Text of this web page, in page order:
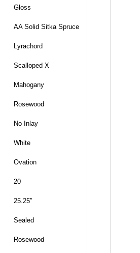
Gloss
AA Solid Sitka Spruce
Lyrachord
Scalloped X
Mahogany
Rosewood
No Inlay
White
Ovation
20
25.25″
Sealed
Rosewood